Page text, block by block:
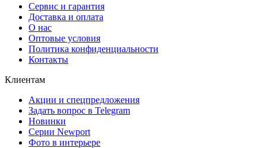
Сервис и гарантия
Доставка и оплата
О нас
Оптовые условия
Политика конфиденциальности
Контакты
Клиентам
Акции и спецпредложения
Задать вопрос в Telegram
Новинки
Серии Newport
Фото в интерьере